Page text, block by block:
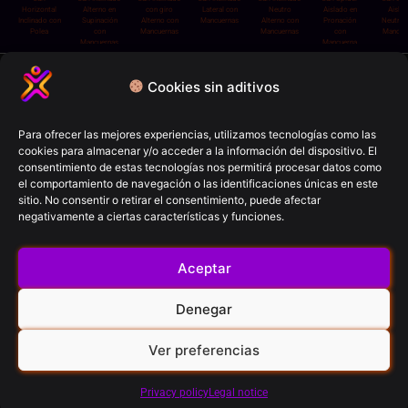
Cookies sin aditivos
Para ofrecer las mejores experiencias, utilizamos tecnologías como las
cookies para almacenar y/o acceder a la información del dispositivo. El
consentimiento de estas tecnologías nos permitirá procesar datos como
el comportamiento de navegación o las identificaciones únicas en este
sitio. No consentir o retirar el consentimiento, puede afectar
negativamente a ciertas características y funciones.
Aceptar
Denegar
Ver preferencias
Privacy policyLegal notice
Horizontal
Inclinado con
Polea
Alterno en
Supinación
con
Mancuernas
con giro
Alterno con
Mancuernas
Lateral con
Mancuernas
Neutro
Alterno con
Mancuernas
Aislado en
Pronación
con
Mancuerna
Neutro
Política de cookies
Aviso Legal
FitCron (2026)
Contacto
RRSS